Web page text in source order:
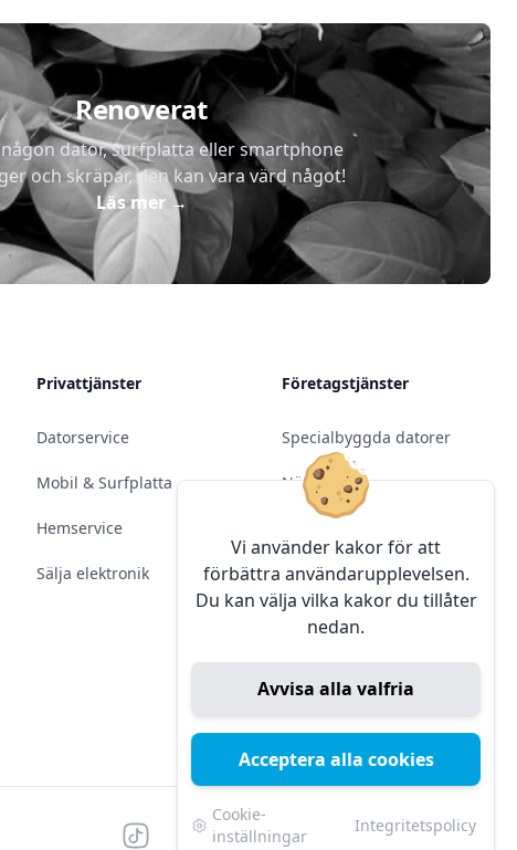
Vi använder kakor för att
förbättra användarupplevelsen.
Du kan välja vilka kakor du tillåter
nedan.
Avvisa alla valfria
Acceptera alla cookies
Cookie-
inställningar
Integritetspolicy
Renoverat
dator, surfplatta eller smartphone
och skräpar, den kan vara värd något!
Läs mer→
Privattjänster
Datorservice
Mobil & Surfplatta
Hemservice
Sälja elektronik
Företagstjänster
Specialbyggda datorer
Nätverk
Programvara
Server & Backup
Konferens & Public Display
Sälja elektronik
Tiktok FacebookInstagramYouTube Mörkt läge